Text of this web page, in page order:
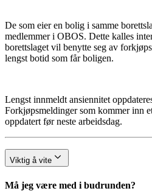
De som eier en bolig i samme
medlemmer i OBOS. Dette kalles
borettslaget vil benytte seg av
lengst botid som får boligen.
Lengst innmeldt ansiennitet
Forkjøpsmeldinger som kommer inn
oppdatert før neste arbeidsdag.
Viktig å vite
Må jeg være med i budrunden?